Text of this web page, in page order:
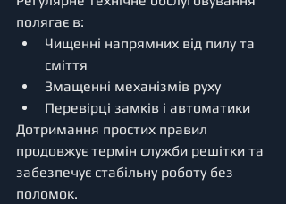
полягає в:
Чищенні напрямних від пилу та
сміття
Змащенні механізмів руху
Перевірці замків і автоматики
Дотримання простих правил
продовжує термін служби решітки та
забезпечує стабільну роботу без
поломок.